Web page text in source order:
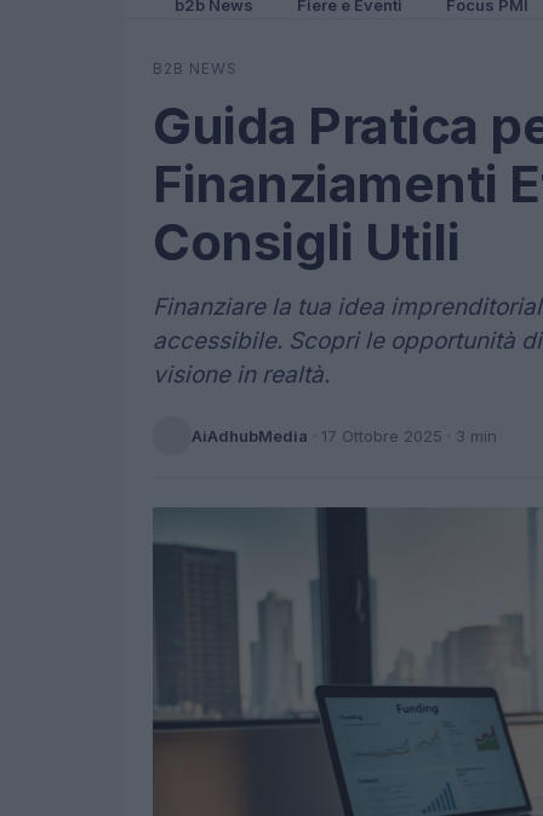
b2b News Fiere e Eventi Focus PMI
B2B NEWS
Guida Pratica
Finanziamenti
Consigli Utili
Finanziare la tua idea
accessibile. Scopri le opportunità
visione in realtà.
AiAdhubMedia · 17 Ottobre 2025 · 3 min